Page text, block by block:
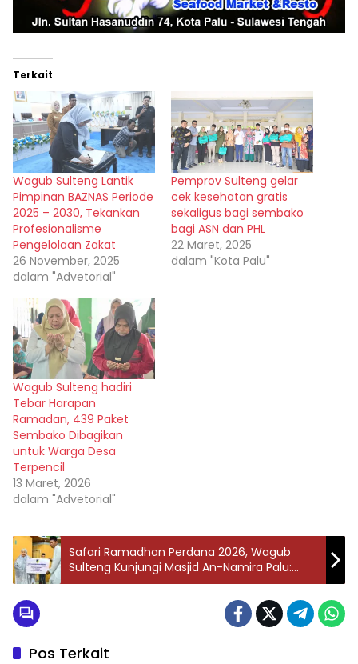
Terkait
Wagub Sulteng Lantik
Pimpinan BAZNAS Periode
2025 – 2030, Tekankan
Profesionalisme
Pengelolaan Zakat
26 November, 2025
dalam "Advetorial"
Pemprov Sulteng gelar
cek kesehatan gratis
sekaligus bagi sembako
bagi ASN dan PHL
22 Maret, 2025
dalam "Kota Palu"
Wagub Sulteng hadiri
Tebar Harapan
Ramadan, 439 Paket
Sembako Dibagikan
untuk Warga Desa
Terpencil
13 Maret, 2026
dalam "Advetorial"
Safari Ramadhan Perdana 2026, Wagub
Sulteng Kunjungi Masjid An-Namira Palu:
Perkuat Iman Lewat Program “Berani Berkah”
Pos Terkait